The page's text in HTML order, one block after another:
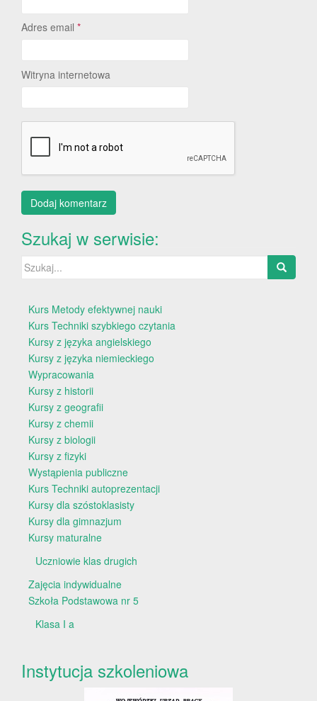
Adres email *
Witryna internetowa
Szukaj w serwisie:
Szukaj:
Kurs Metody efektywnej nauki
Kurs Techniki szybkiego czytania
Kursy z języka angielskiego
Kursy z języka niemieckiego
Wypracowania
Kursy z historii
Kursy z geografii
Kursy z chemii
Kursy z biologii
Kursy z fizyki
Wystąpienia publiczne
Kurs Techniki autoprezentacji
Kursy dla szóstoklasisty
Kursy dla gimnazjum
Kursy maturalne
Uczniowie klas drugich
Zajęcia indywidualne
Szkoła Podstawowa nr 5
Klasa I a
Instytucja szkoleniowa